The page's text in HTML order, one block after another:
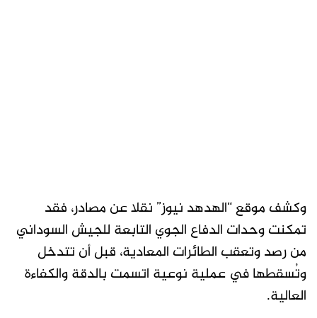
وكشف موقع “الهدهد نيوز” نقلا عن مصادر، فقد
تمكنت وحدات الدفاع الجوي التابعة للجيش السوداني
من رصد وتعقب الطائرات المعادية، قبل أن تتدخل
وتُسقطها في عملية نوعية اتسمت بالدقة والكفاءة
العالية.